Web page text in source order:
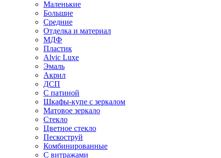
Маленькие
Большие
Средние
Отделка и материал
МДФ
Пластик
Alvic Luxe
Эмаль
Акрил
ДСП
С патиной
Шкафы-купе с зеркалом
Матовое зеркало
Стекло
Цветное стекло
Пескоструй
Комбинированные
С витражами